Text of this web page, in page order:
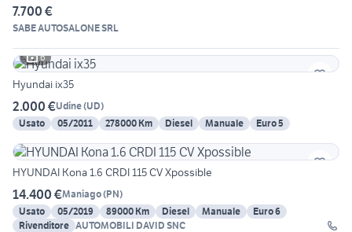
7.700 €
SABE AUTOSALONE SRL
6
Hyundai ix35
2.000 €Udine(UD)
Usato
05/2011 278000 Km Diesel Manuale Euro 5
HYUNDAI Kona 1.6 CRDI 115 CV Xpossible
14.400 €Maniago(PN)
Usato
05/2019 89000 Km Diesel Manuale
Euro 6
Rivenditore AUTOMOBILI DAVID SNC